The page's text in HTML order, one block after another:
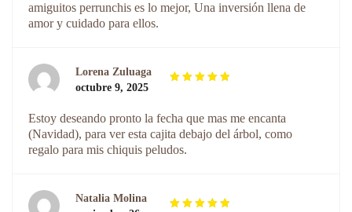
amiguitos perrunchis es lo mejor, Una inversión llena de
amor y cuidado para ellos.
5
Lorena Zuluaga
octubre 9, 2025
Estoy deseando pronto la fecha que mas me encanta
(Navidad), para ver esta cajita debajo del árbol, como
regalo para mis chiquis peludos.
Natalia Molina